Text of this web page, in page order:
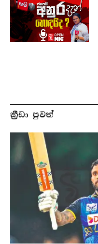
ක්‍රීඩා පුවත්